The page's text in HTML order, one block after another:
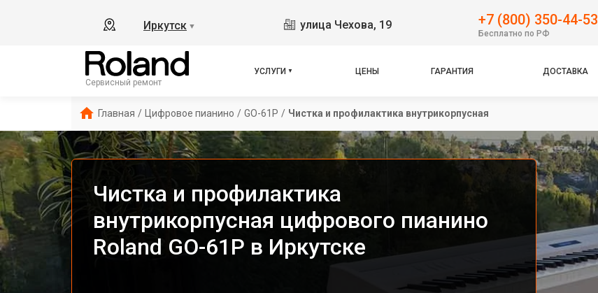
Иркутск ▼ улица Чехова, 19 +7 (800) 350-44-53
Бесплатно по РФ
Сервисный ремонт
УСЛУГИ ЦЕНЫ ГАРАНТИЯ ДОСТАВКА
Главная / Цифровое пианино / GO-61P / Чистка и профилактика внутрикорпусная
Чистка и профилактика
внутрикорпусная цифрового пианино
Roland GO-61P в Иркутске